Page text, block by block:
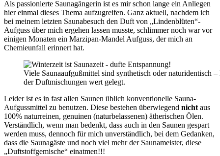
Als passionierte Saunagängerin ist es mir schon lange ein Anliegen
hier einmal dieses Thema aufzugreifen. Ganz aktuell, nachdem ich
bei meinem letzten Saunabesuch den Duft von „Lindenblüten“-
Aufguss über mich ergehen lassen musste, schlimmer noch war vor
einigen Monaten ein Marzipan-Mandel Aufguss, der mich an
Chemieunfall erinnert hat.
Viele Saunaaufgußmittel sind synthetisch oder naturidentisch
der Duftmischungen wert gelegt.
Leider ist es in fast allen Saunen üblich konventionelle Sauna-
Aufgussmittel zu benutzen. Diese bestehen überwiegend nicht aus
100% naturreinen, genuinen (naturbelassenen) ätherischen Ölen.
Verständlich, wenn man bedenkt, dass auch in den Saunen gespart
werden muss, dennoch für mich unverständlich, bei dem Gedanken,
dass die Saunagäste und noch viel mehr der Saunameister, diese
„Duftstoffgemische“ einatmen!!!